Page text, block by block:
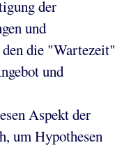
der
und
den die "Wartezeit"
und
Aspekt der
um Hypothesen